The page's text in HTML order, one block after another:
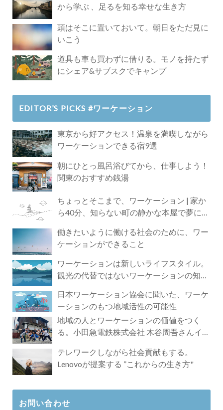
から学ぶ 、足るを知る幸せな生き方
頭はそこに置いておいて。朝日をただ見に
いこう
道具も車も買わずに借りる。モノを持たず
にシェア&サブスクでキャンプ
EDITOR’S PICKS #ワーケーション
東京から好アクセス！温泉を満喫しながら
ワーケーションできる宿9選
朝にひとっ風呂浴びてから、仕事しよう！
関東のおすすめ銭湯
ちょっとそこまで、ワーケーション | 家か
ら40分、知らない町の静かな本屋で夢に近
働きたいように働ける社会のために、ワー
ケーションができること
ワーケーションは新しいライフスタイル。
観光の代替ではないワーケーションの知ら
日本ワーケーション協会に聞いた、ワーケ
ーションのもつ地域活性の可能性
地域の人とワーケーションの価値をつく
る。小田急電鉄株式会社 木谷周吾さんイン
テレワークしながら社会貢献もする。
Lenovoが提案する ”これからの生き方"
お問い合わせ